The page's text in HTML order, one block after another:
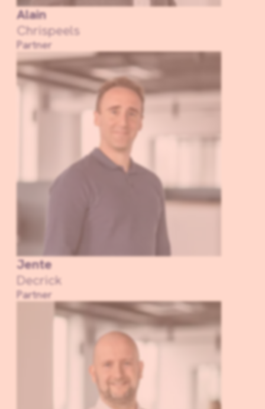
Alain
Chrispeels
Partner
Jente
Decrick
Partner